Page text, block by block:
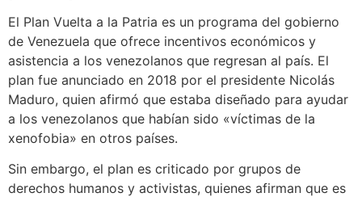
El Plan Vuelta a la Patria es un programa del gobierno
de Venezuela que ofrece incentivos económicos y
asistencia a los venezolanos que regresan al país. El
plan fue anunciado en 2018 por el presidente Nicolás
Maduro, quien afirmó que estaba diseñado para ayudar
a los venezolanos que habían sido «víctimas de la
xenofobia» en otros países.
Sin embargo, el plan es criticado por grupos de
derechos humanos y activistas, quienes afirman que es